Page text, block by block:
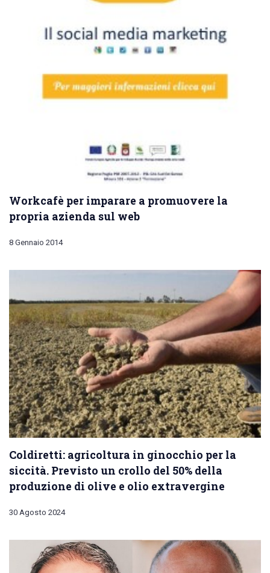
Workcafè per imparare a promuovere la
propria azienda sul web
8 Gennaio 2014
Coldiretti: agricoltura in ginocchio per la
siccità. Previsto un crollo del 50% della
produzione di olive e olio extravergine
30 Agosto 2024